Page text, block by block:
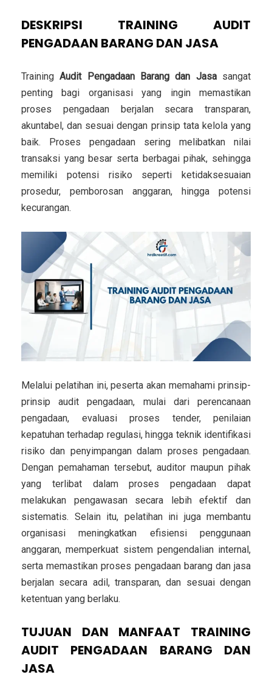
DESKRIPSI TRAINING AUDIT
PENGADAAN BARANG DAN JASA
TrainingAudit Pengadaan Barang dan Jasasangat
penting bagi organisasi yang ingin memastikan
proses pengadaan berjalan secara transparan,
akuntabel, dan sesuai dengan prinsip tata kelola yang
baik. Proses pengadaan sering melibatkan nilai
transaksi yang besar serta berbagai pihak, sehingga
memiliki potensi risiko seperti ketidaksesuaian
prosedur, pemborosan anggaran, hingga potensi
kecurangan.
Melalui pelatihan ini, peserta akan memahami prinsip-
prinsip audit pengadaan, mulai dari perencanaan
pengadaan, evaluasi proses tender, penilaian
kepatuhan terhadap regulasi, hingga teknik identifikasi
risiko dan penyimpangan dalam proses pengadaan.
Dengan pemahaman tersebut, auditor maupun pihak
yang terlibat dalam proses pengadaan dapat
melakukan pengawasan secara lebih efektif dan
sistematis. Selain itu, pelatihan ini juga membantu
organisasi meningkatkan efisiensi penggunaan
anggaran, memperkuat sistem pengendalian internal,
serta memastikan proses pengadaan barang dan jasa
berjalan secara adil, transparan, dan sesuai dengan
ketentuan yang berlaku.
TUJUAN DAN MANFAAT TRAINING
AUDIT PENGADAAN BARANG DAN
JASA